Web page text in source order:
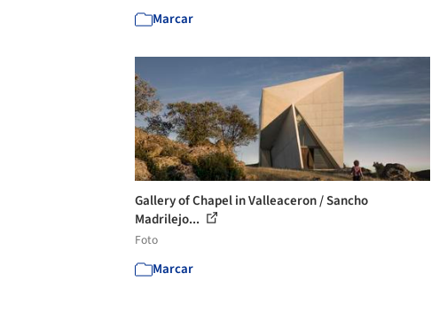
Marcar
Gallery of Chapel in Valleaceron / Sancho
Madrilejo...
Foto
Marcar